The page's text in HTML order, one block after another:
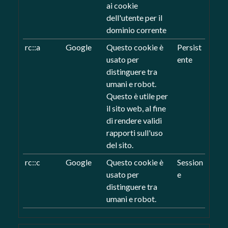
ai cookie
dell'utente per il
dominio corrente
rc::a
Google
Questo cookie è
usato per
distinguere tra
umani e robot.
Questo è utile per
il sito web, al fine
di rendere validi
rapporti sull'uso
del sito.
Persist
ente
rc::c Google
Questo cookie è
usato per
distinguere tra
umani e robot.
Session
e